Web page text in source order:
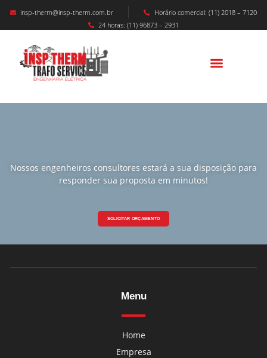
insp-therm@insp-therm.com.br
Horário comercial: (11) 2018 – 7120
24 horas: (11) 96873 – 2931
Nossos engenheiros consultores estará a sua disposição para
responder sua proposta em minutos!
SOLICITAR ORÇAMENTO
Menu
Home
Empresa